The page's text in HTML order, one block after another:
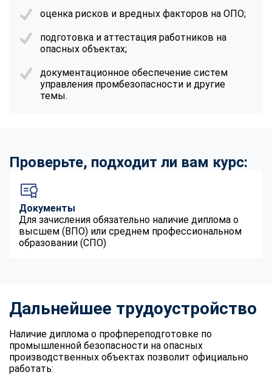
оценка рисков и вредных факторов на ОПО;
подготовка и аттестация работников на
опасных объектах;
документационное обеспечение систем
управления промбезопасности и другие
темы.
Проверьте, подходит ли вам курс:
Документы
Для зачисления обязательно наличие диплома о
высшем (ВПО) или среднем профессиональном
образовании (СПО)
Дальнейшее трудоустройство
Наличие диплома о профпереподготовке по
промышленной безопасности на опасных
производственных объектах позволит официально
работать: